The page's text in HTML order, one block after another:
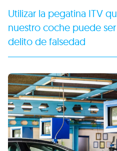
Utilizar la pegatina ITV
nuestro coche puede
delito de falsedad